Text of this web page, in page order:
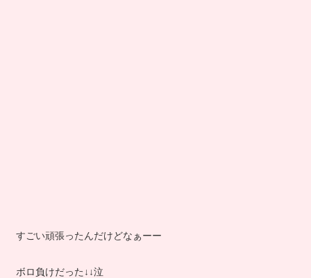
すごい頑張ったんだけどなぁーー
ボロ負けだった↓↓泣